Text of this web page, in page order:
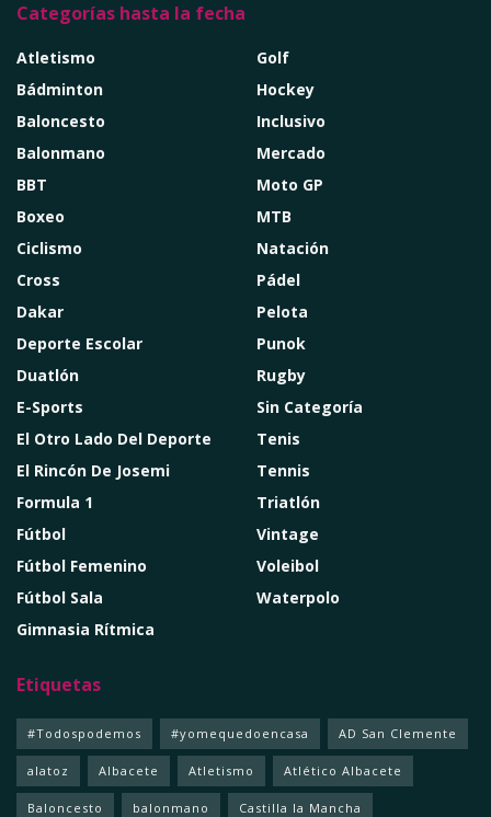
Categorías hasta la fecha
Atletismo
Bádminton
Baloncesto
Balonmano
BBT
Boxeo
Ciclismo
Cross
Dakar
Deporte Escolar
Duatlón
E-Sports
El Otro Lado Del Deporte
El Rincón De Josemi
Formula 1
Fútbol
Fútbol Femenino
Fútbol Sala
Gimnasia Rítmica
Golf
Hockey
Inclusivo
Mercado
Moto GP
MTB
Natación
Pádel
Pelota
Punok
Rugby
Sin Categoría
Tenis
Tennis
Triatlón
Vintage
Voleibol
Waterpolo
Etiquetas
#Todospodemos #yomequedoencasa AD San Clemente
alatoz Albacete Atletismo Atlético Albacete
Baloncesto balonmano Castilla la Mancha